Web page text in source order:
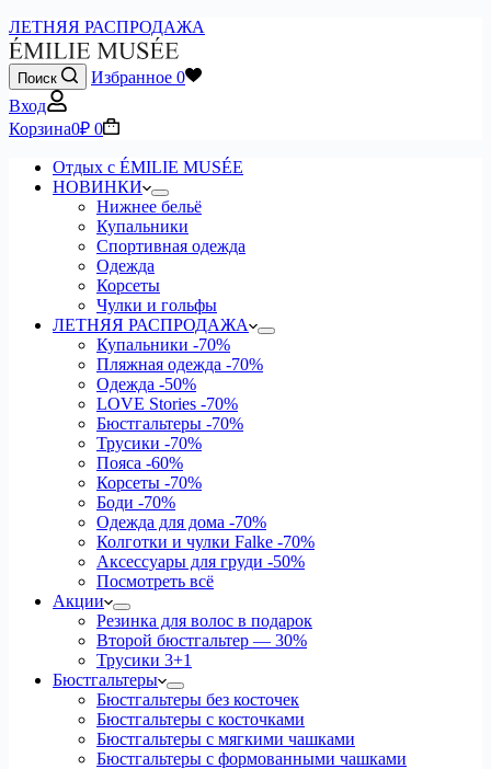
ЛЕТНЯЯ РАСПРОДАЖА
Поиск Избранное 0
Вход
Корзина0₽ 0
Отдых с ÉMILIE MUSÉE
НОВИНКИ
Нижнее бельё
Купальники
Спортивная одежда
Одежда
Корсеты
Чулки и гольфы
ЛЕТНЯЯ РАСПРОДАЖА
Купальники -70%
Пляжная одежда -70%
Одежда -50%
LOVE Stories -70%
Бюстгальтеры -70%
Трусики -70%
Пояса -60%
Корсеты -70%
Боди -70%
Одежда для дома -70%
Колготки и чулки Falke -70%
Аксессуары для груди -50%
Посмотреть всё
Акции
Резинка для волос в подарок
Второй бюстгальтер — 30%
Трусики 3+1
Бюстгальтеры
Бюстгальтеры без косточек
Бюстгальтеры с косточками
Бюстгальтеры с мягкими чашками
Бюстгальтеры с формованными чашками